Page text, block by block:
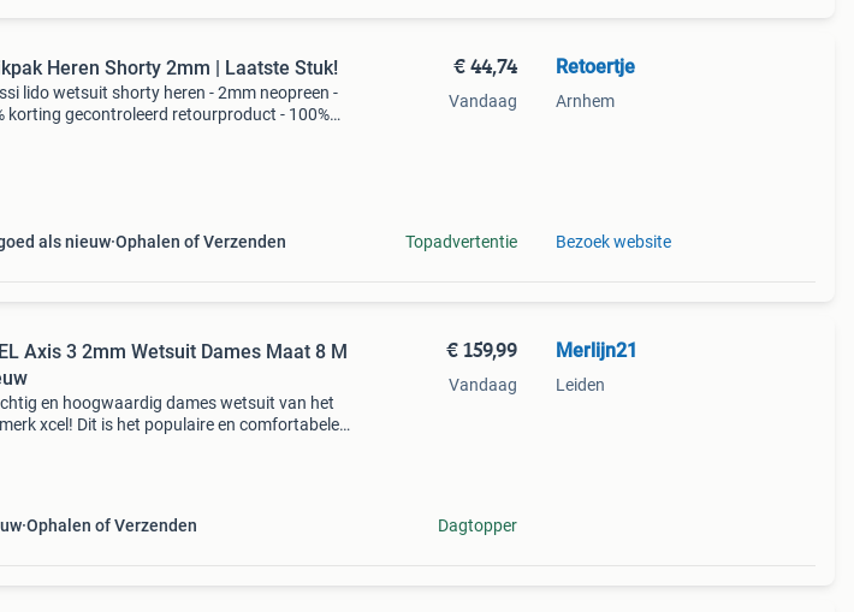
Heren Shorty 2mm | Laatste Stuk!
lido wetsuit shorty heren - 2mm neopreen -
korting gecontroleerd retourproduct - 100%
als nieuw Ophalen of Verzenden
€ 44,74
Vandaag
Topadvertentie
Retoertje
Arnhem
Bezoek website
Axis 3 2mm Wetsuit Dames Maat 8 M
en hoogwaardig dames wetsuit van het
xcel! Dit is het populaire en comfortabele
Ophalen of Verzenden
€ 159,99
Vandaag
Dagtopper
Merlijn21
Leiden